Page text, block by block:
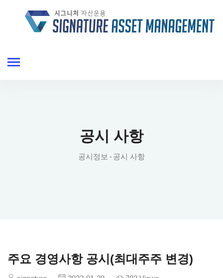
공시 사항
공시정보 공시 사항
주요 경영사항 공시(최대주주 변경)